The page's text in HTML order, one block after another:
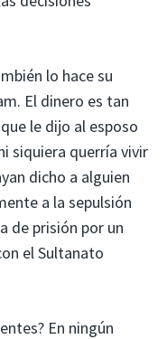
lo hace su
El dinero es tan
le dijo al esposo
siquiera querría vivir
dicho a alguien
a la sepulsión
de prisión por un
el Sultanato
En ningún